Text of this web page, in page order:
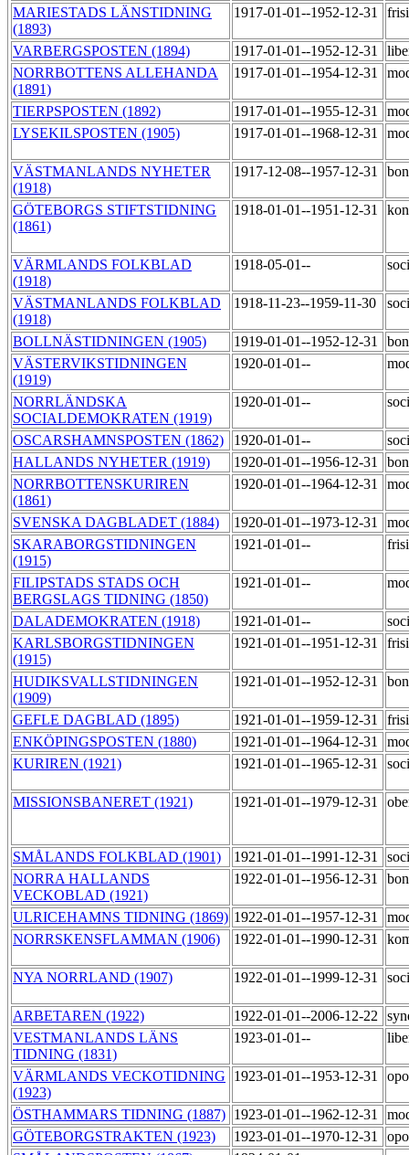
MARIESTADS LÄNSTIDNING
(1893)
1917-01-01--1952-12-31
VARBERGSPOSTEN (1894) 1917-01-01--1952-12-31
NORRBOTTENS ALLEHANDA
(1891)
1917-01-01--1954-12-31
TIERPSPOSTEN (1892) 1917-01-01--1955-12-31
LYSEKILSPOSTEN (1905)
1917-01-01--1968-12-31
VÄSTMANLANDS NYHETER
(1918)
1917-12-08--1957-12-31
GÖTEBORGS STIFTSTIDNING
(1861)
1918-01-01--1951-12-31
VÄRMLANDS FOLKBLAD
(1918)
1918-05-01--
VÄSTMANLANDS FOLKBLAD
(1918)
1918-11-23--1959-11-30
BOLLNÄSTIDNINGEN (1905) 1919-01-01--1952-12-31
VÄSTERVIKSTIDNINGEN
(1919)
1920-01-01--
NORRLÄNDSKA
SOCIALDEMOKRATEN (1919)
1920-01-01--
OSCARSHAMNSPOSTEN (1862) 1920-01-01--
HALLANDS NYHETER (1919)
1920-01-01--1956-12-31
NORRBOTTENSKURIREN
(1861)
1920-01-01--1964-12-31
SVENSKA DAGBLADET (1884) 1920-01-01--1973-12-31
SKARABORGSTIDNINGEN
(1915)
1921-01-01--
FILIPSTADS STADS OCH
BERGSLAGS TIDNING (1850)
1921-01-01--
DALADEMOKRATEN (1918) 1921-01-01--
KARLSBORGSTIDNINGEN
(1915)
1921-01-01--1951-12-31
HUDIKSVALLSTIDNINGEN
(1909)
1921-01-01--1952-12-31
GEFLE DAGBLAD (1895) 1921-01-01--1959-12-31
ENKÖPINGSPOSTEN (1880)
1921-01-01--1964-12-31
KURIREN (1921)
1921-01-01--1965-12-31
MISSIONSBANERET (1921) 1921-01-01--1979-12-31
SMÅLANDS FOLKBLAD (1901) 1921-01-01--1991-12-31
NORRA HALLANDS
VECKOBLAD (1921)
1922-01-01--1956-12-31
ULRICEHAMNS TIDNING (1869) 1922-01-01--1957-12-31
NORRSKENSFLAMMAN (1906)
1922-01-01--1990-12-31
NYA NORRLAND (1907) 1922-01-01--1999-12-31
ARBETAREN (1922) 1922-01-01--2006-12-22
VESTMANLANDS LÄNS
TIDNING (1831)
1923-01-01--
VÄRMLANDS VECKOTIDNING
(1923)
1923-01-01--1953-12-31
ÖSTHAMMARS TIDNING (1887) 1923-01-01--1962-12-31
GÖTEBORGSTRAKTEN (1923)
1923-01-01--1970-12-31